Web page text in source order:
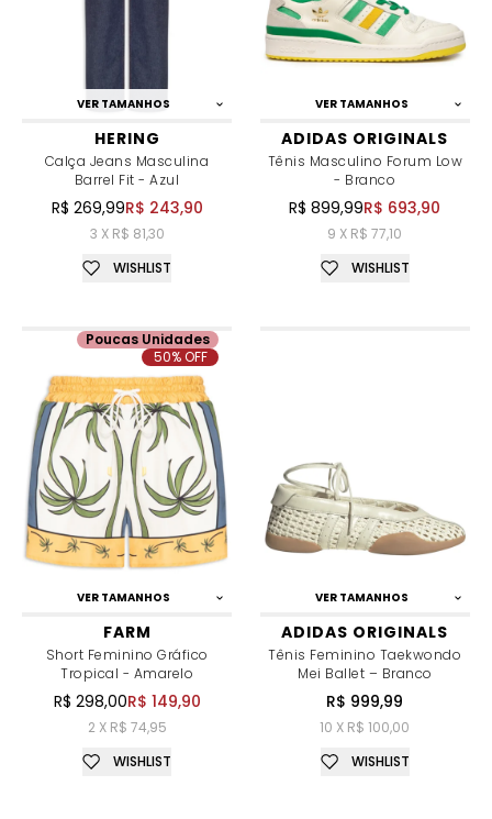
VER TAMANHOS
HERING
Calça Jeans Masculina
Barrel Fit - Azul
R$ 269,99R$ 243,90
3 X R$ 81,30
WISHLIST
VER TAMANHOS
ADIDAS ORIGINALS
Tênis Masculino Forum Low
- Branco
R$ 899,99R$ 693,90
9 X R$ 77,10
WISHLIST
VER TAMANHOS
FARM
Short Feminino Gráfico
Tropical - Amarelo
R$ 298,00R$ 149,90
2 X R$ 74,95
Poucas Unidades
50% OFF
WISHLIST
VER TAMANHOS
ADIDAS ORIGINALS
Tênis Feminino Taekwondo
Mei Ballet – Branco
R$ 999,99
10 X R$ 100,00
WISHLIST